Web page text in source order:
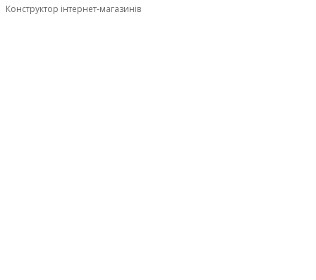
Конструктор інтернет-магазинів